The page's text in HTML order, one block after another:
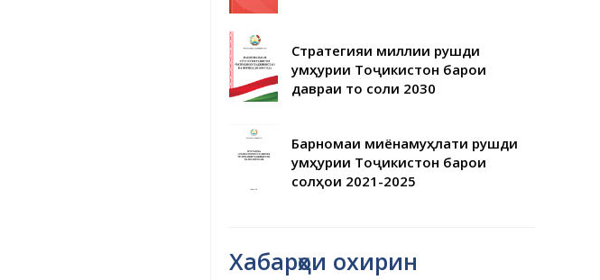
Стратегияи миллии рушди
Ҷумҳурии Тоҷикистон барои
давраи то соли 2030
Барномаи миёнамуҳлати рушди
Ҷумҳурии Тоҷикистон барои
солҳои 2021-2025
Хабарҳои охирин